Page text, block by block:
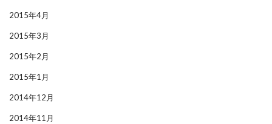
2015年4月
2015年3月
2015年2月
2015年1月
2014年12月
2014年11月